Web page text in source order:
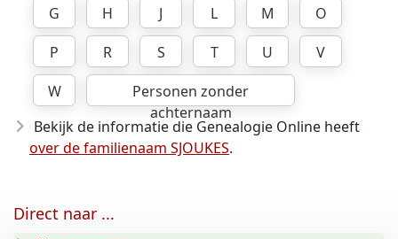
G
H J L M
O
P
R S T U
V
W
Personen zonder
achternaam
Bekijk de informatie die Genealogie Online heeft
over de familienaam SJOUKES.
Direct naar ...